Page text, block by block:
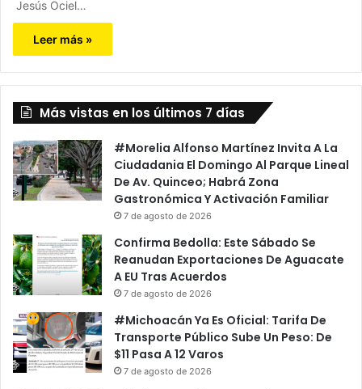
Jesús Ociel…
Leer más »
Más vistas en los últimos 7 días
#Morelia Alfonso Martínez Invita A La
Ciudadania El Domingo Al Parque Lineal
De Av. Quinceo; Habrá Zona
Gastronómica Y Activación Familiar
7 de agosto de 2026
Confirma Bedolla: Este Sábado Se
Reanudan Exportaciones De Aguacate
A EU Tras Acuerdos
7 de agosto de 2026
#Michoacán Ya Es Oficial: Tarifa De
Transporte Público Sube Un Peso: De
$11 Pasa A 12 Varos
7 de agosto de 2026